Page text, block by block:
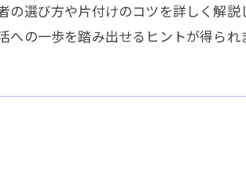
選び方や片付けのコツを詳しく解説
の一歩を踏み出せるヒントが得られ